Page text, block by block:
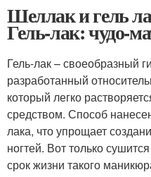
Шеллак и гель
Гель-лак: чудо-
Гель-лак – своеобразный
разработанный
который легко
средством. Способ
лака, что упрощает
ногтей. Вот только
срок жизни такого